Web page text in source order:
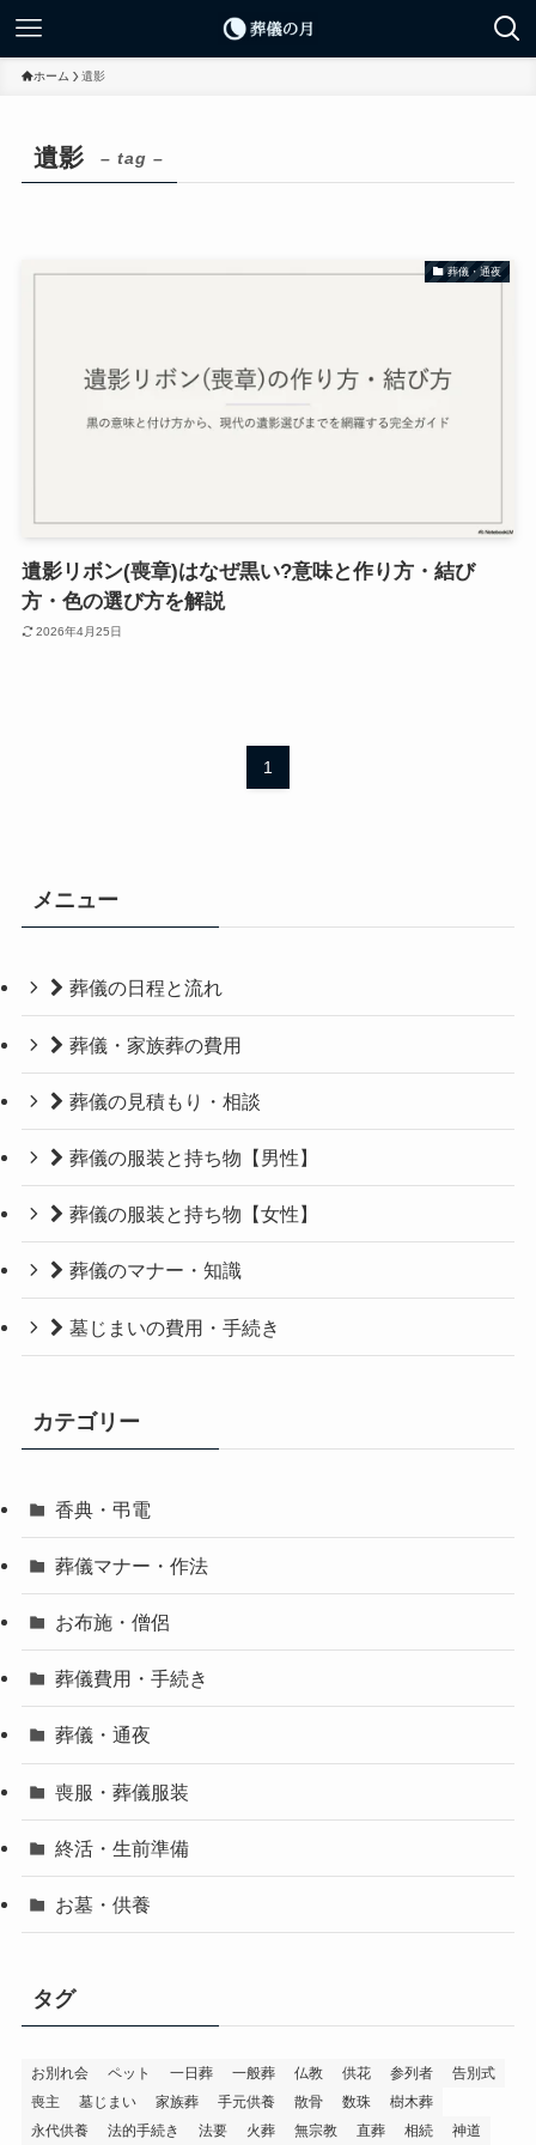
ホーム 遺影
遺影 – tag –
葬儀・通夜
遺影リボン(喪章)はなぜ黒い?意味と作り方・結び
方・色の選び方を解説
2026年4月25日
1
メニュー
葬儀の日程と流れ
葬儀・家族葬の費用
葬儀の見積もり・相談
葬儀の服装と持ち物【男性】
葬儀の服装と持ち物【女性】
葬儀のマナー・知識
墓じまいの費用・手続き
カテゴリー
香典・弔電
葬儀マナー・作法
お布施・僧侶
葬儀費用・手続き
葬儀・通夜
喪服・葬儀服装
終活・生前準備
お墓・供養
タグ
お別れ会 ペット 一日葬 一般葬 仏教 供花 参列者
告別式
喪主
墓じまい 家族葬 手元供養 散骨 数珠
樹木葬
永代供養
法的手続き 法要 火葬 無宗教 直葬 相続 神道